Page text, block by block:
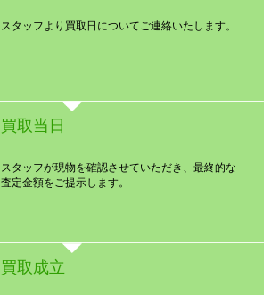
スタッフより買取日についてご連絡いたします。
買取当日
スタッフが現物を確認させていただき、最終的な
査定金額をご提示します。
買取成立